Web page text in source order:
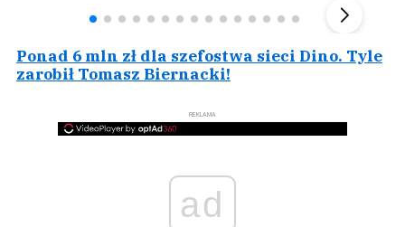
Ponad 6 mln zł dla szefostwa sieci Dino. Tyle
zarobił Tomasz Biernacki!
REKLAMA
ad